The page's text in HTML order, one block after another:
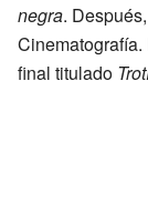
negra.
final titulado